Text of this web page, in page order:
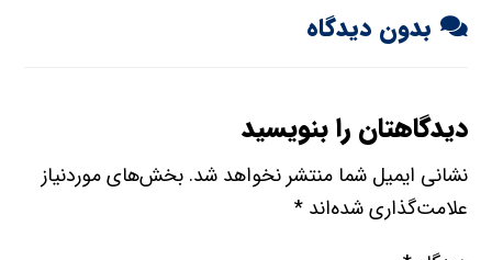
بدون دیدگاه
دیدگاهتان را بنویسید
نشانی ایمیل شما منتشر نخواهد شد. بخش‌های موردنیاز
علامت‌گذاری شده‌اند*